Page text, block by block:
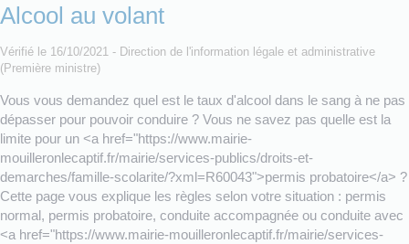
Alcool au volant
Vérifié le 16/10/2021 - Direction de l'information légale et administrative
(Première ministre)
Vous vous demandez quel est le taux d'alcool dans le sang à ne pas
dépasser pour pouvoir conduire ? Vous ne savez pas quelle est la
limite pour un <a href="https://www.mairie-
mouilleronlecaptif.fr/mairie/services-publics/droits-et-
demarches/famille-scolarite/?xml=R60043">permis probatoire</a> ?
Cette page vous explique les règles selon votre situation : permis
normal, permis probatoire, conduite accompagnée ou conduite avec
<a href="https://www.mairie-mouilleronlecaptif.fr/mairie/services-